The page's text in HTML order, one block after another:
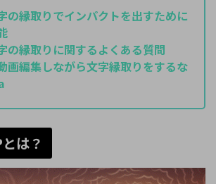
の縁取りでインパクトを出すために
の縁取りに関するよくある質問
画編集しながら文字縁取りをするな
は？